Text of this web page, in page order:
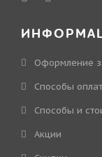
Оформление
Способы
Способы и
Акции